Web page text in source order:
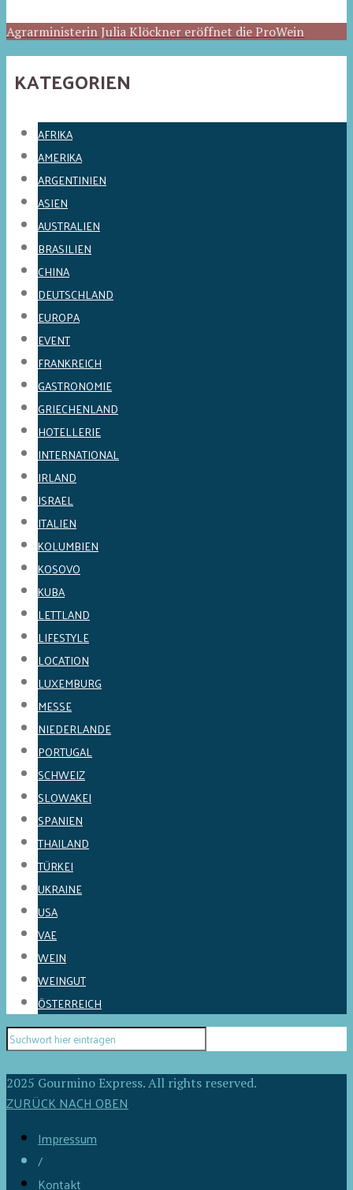
Agrarministerin Julia Klöckner eröffnet die ProWein
KATEGORIEN
AFRIKA
AMERIKA
ARGENTINIEN
ASIEN
AUSTRALIEN
BRASILIEN
CHINA
DEUTSCHLAND
EUROPA
EVENT
FRANKREICH
GASTRONOMIE
GRIECHENLAND
HOTELLERIE
INTERNATIONAL
IRLAND
ISRAEL
ITALIEN
KOLUMBIEN
KOSOVO
KUBA
LETTLAND
LIFESTYLE
LOCATION
LUXEMBURG
MESSE
NIEDERLANDE
PORTUGAL
SCHWEIZ
SLOWAKEI
SPANIEN
THAILAND
TÜRKEI
UKRAINE
USA
VAE
WEIN
WEINGUT
ÖSTERREICH
2025 Gourmino Express. All rights reserved.
ZURÜCK NACH OBEN
Impressum
/
Kontakt